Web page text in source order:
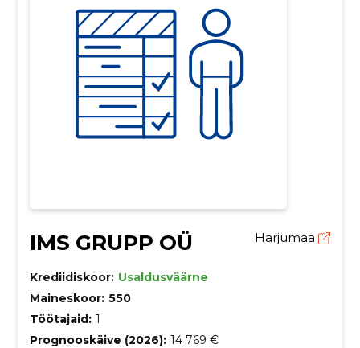
IMS GRUPP OÜ Harjumaa
Krediidiskoor: Usaldusväärne
Maineskoor: 550
Töötajaid: 1
Prognooskäive (2026): 14 769 €